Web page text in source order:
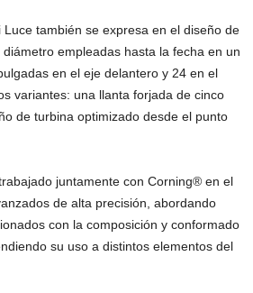
también se expresa en el diseño de
empleadas hasta la fecha en un
en el eje delantero y 24 en el
variantes: una llanta forjada de cinco
de turbina optimizado desde el punto
juntamente con Corning® en el
de alta precisión, abordando
con la composición y conformado
su uso a distintos elementos del